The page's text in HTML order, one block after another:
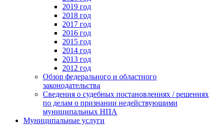
2019 год
2018 год
2017 год
2016 год
2015 год
2014 год
2013 год
2012 год
Обзор федерального и областного
законодательства
Сведения о судебных постановлениях / решениях
по делам о признании недействующими
муниципальных НПА
Муниципальные услуги